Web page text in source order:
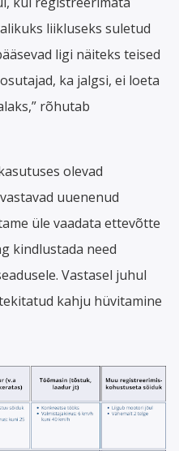
liikluseks suletud
ligi näiteks teised
ka jalgsi, ei loeta
rõhutab
olevad
uuenenud
üle vaadata ettevõtte
kindlustada need
Vastasel juhul
kahju hüvitamine